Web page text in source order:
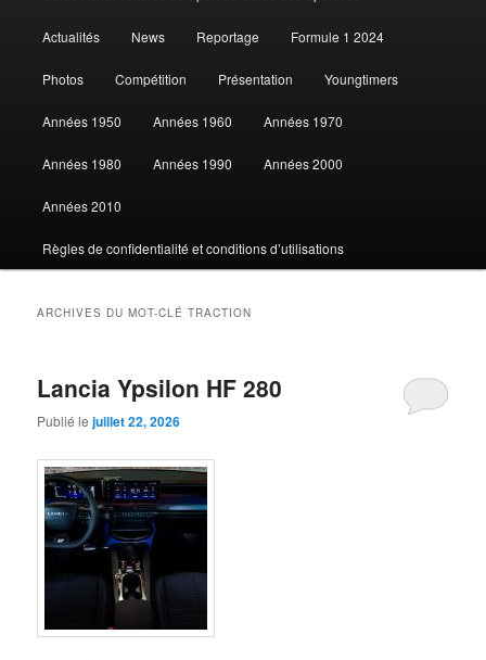
contenu
contenu
Actualités News Reportage Formule 1 2024
Photos Compétition Présentation Youngtimers
Années 1950 Années 1960 Années 1970
Années 1980 Années 1990 Années 2000
Années 2010
Règles de confidentialité et conditions d’utilisations
ARCHIVES DU MOT-CLÉTRACTION
Lancia Ypsilon HF 280
Publié lejuillet 22, 2026